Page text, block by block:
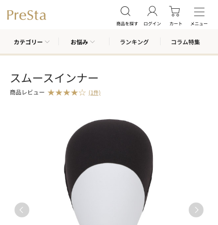
商品を探す ログイン カート メニュー
カテゴリー お悩み ランキング コラム特集
スムースインナー
商品レビュー (1件)